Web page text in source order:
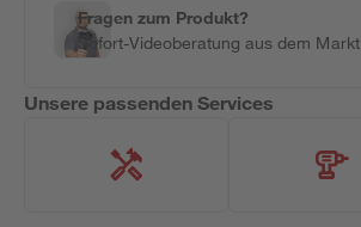
Fragen zum Produkt?
Sofort-Videoberatung aus dem Markt
Unsere passenden Services